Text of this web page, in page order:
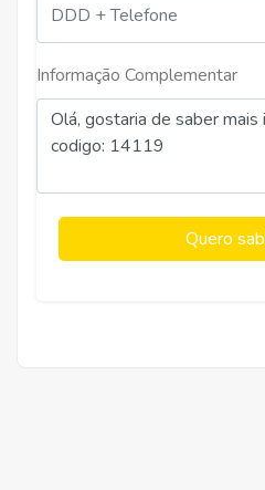
Informação Complementar
Quero